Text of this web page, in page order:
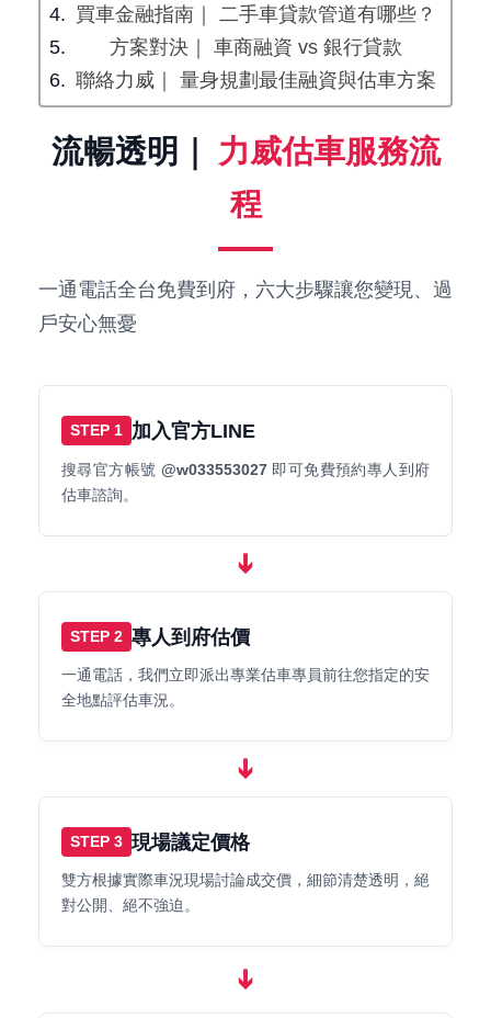
買車金融指南｜ 二手車貸款管道有哪些？
方案對決｜ 車商融資 vs 銀行貸款
聯絡力威｜ 量身規劃最佳融資與估車方案
流暢透明｜ 力威估車服務流
程
一通電話全台免費到府，六大步驟讓您變現、過
戶安心無憂
STEP 1 加入官方LINE
搜尋官方帳號 @w033553027即可免費預約專人到府
估車諮詢。
➔
STEP 2 專人到府估價
一通電話，我們立即派出專業估車專員前往您指定的安
全地點評估車況。
➔
STEP 3 現場議定價格
雙方根據實際車況現場討論成交價，細節清楚透明，絕
對公開、絕不強迫。
➔